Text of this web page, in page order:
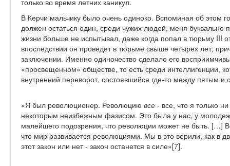
только во время летних каникул.
В Керчи мальчику было очень одиноко. Вспоминая об этом
должен остаться один, среди чужих людей, меня буквально
жизни больше не испытывал, даже когда попал в тюрьму III
впоследствии он проведет в тюрьме свыше четырех лет,
заключении. Именно одиночество сделало его
«просвещенном» обществе, то есть среди интеллигенции,
внутренний переворот, состоявшийся где-то между пятым
«Я был революционер. Революцию все - все, что я только
некоторым неизбежным фазисом. Это была у нас, у
малейшего подозрения, что революции может не быть. […]
что мир развивается революциями. Мы в это верили, как в
этот закон или нет - закон останется в силе»[7].